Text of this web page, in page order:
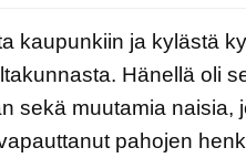
kaupunkiin ja kylästä
Hänellä oli
sekä muutamia naisia,
pahojen